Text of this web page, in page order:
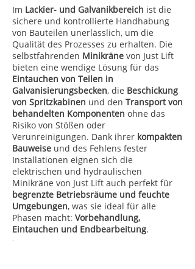
Im Lackier- und Galvanikbereich ist die
sichere und kontrollierte Handhabung
von Bauteilen unerlässlich, um die
Qualität des Prozesses zu erhalten. Die
selbstfahrenden Minikräne von Just Lift
bieten eine wendige Lösung für das
Eintauchen von Teilen in
Galvanisierungsbecken, die Beschickung
von Spritzkabinen und den Transport von
behandelten Komponenten ohne das
Risiko von Stößen oder
Verunreinigungen. Dank ihrer kompakten
Bauweise und des Fehlens fester
Installationen eignen sich die
elektrischen und hydraulischen
Minikräne von Just Lift auch perfekt für
begrenzte Betriebsräume und feuchte
Umgebungen, was sie ideal für alle
Phasen macht: Vorbehandlung,
Eintauchen und Endbearbeitung.